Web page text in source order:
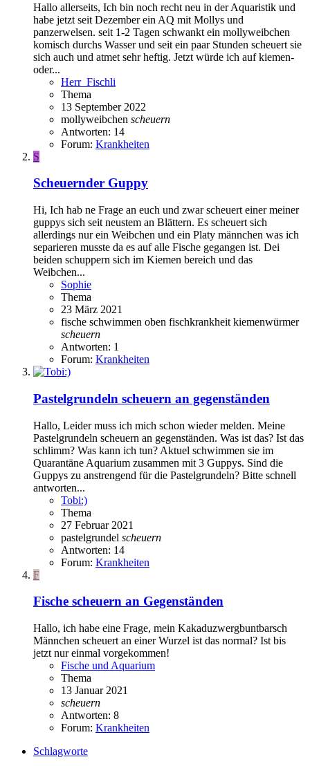
Hallo allerseits, Ich bin noch recht neu in der Aquaristik und
habe jetzt seit Dezember ein AQ mit Mollys und
panzerwelsen. seit 1-2 Tagen schwankt ein mollyweibchen
komisch durchs Wasser und seit ein paar Stunden scheuert sie
sich auch und atmet sehr heftig. Jetzt würde ich auf kiemen-
oder...
Herr_Fischli
Thema
13 September 2022
mollyweibchen scheuern
Antworten: 14
Forum: Krankheiten
S
Scheuernder Guppy
Hi, Ich hab ne Frage an euch und zwar scheuert einer meiner
guppys sich seit neustem an Blättern. Es scheuert sich
allerdings nur ein Weibchen und ein Platy männchen was ich
separieren musste da es auf alle Fische gegangen ist. Dei
beiden schuppern sich im Kiemen bereich und das
Weibchen...
Sophie
Thema
23 März 2021
fische schwimmen oben fischkrankheit kiemenwürmer
scheuern
Antworten: 1
Forum: Krankheiten
Pastelgrundeln scheuern an gegenständen
Hallo, Leider muss ich mich schon wieder melden. Meine
Pastelgrundeln scheuern an gegenständen. Was ist das? Ist das
schlimm? Was kann ich tun? Aktuel schwimmen sie im
Quarantäne Aquarium zusammen mit 3 Guppys. Sind die
Guppys zu anstrengend für die Pastelgrundeln? Bitte schnell
antworten...
Tobi:)
Thema
27 Februar 2021
pastelgrundel scheuern
Antworten: 14
Forum: Krankheiten
F
Fische scheuern an Gegenständen
Hallo, ich habe eine Frage, mein Kakaduzwergbuntbarsch
Männchen scheuert an einer Wurzel ist das normal? Ist bis
jetzt nur einmal vorgekommen!
Fische und Aquarium
Thema
13 Januar 2021
scheuern
Antworten: 8
Forum: Krankheiten
Schlagworte